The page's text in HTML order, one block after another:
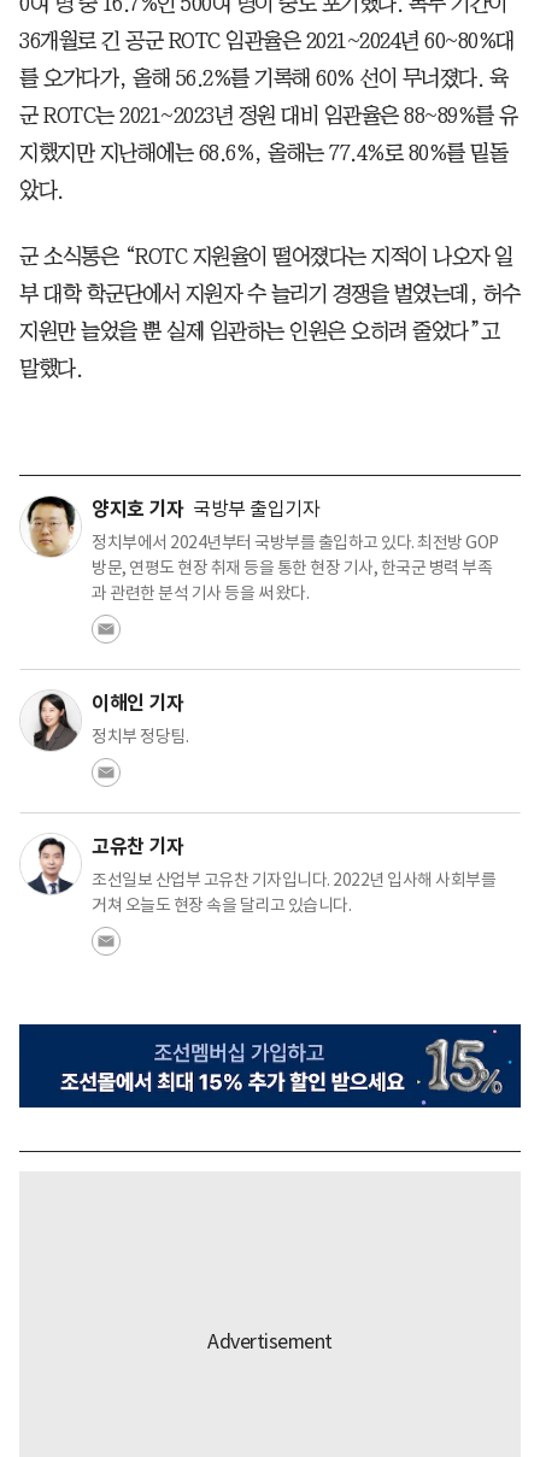
36개월로 긴 공군 ROTC 임관율은 2021~2024년 60~80%대
를 오가다가, 올해 56.2%를 기록해 60% 선이 무너졌다. 육
군 ROTC는 2021~2023년 정원 대비 임관율은 88~89%를 유
지했지만 지난해에는 68.6%, 올해는 77.4%로 80%를 밑돌
았다.
군 소식통은 “ROTC 지원율이 떨어졌다는 지적이 나오자 일
부 대학 학군단에서 지원자 수 늘리기 경쟁을 벌였는데, 허수
지원만 늘었을 뿐 실제 임관하는 인원은 오히려 줄었다”고
말했다.
양지호 기자 국방부 출입기자
정치부에서 2024년부터 국방부를 출입하고 있다. 최전방 GOP
방문, 연평도 현장 취재 등을 통한 현장 기사, 한국군 병력 부족
과 관련한 분석 기사 등을 써 왔다.
이해인 기자
정치부 정당팀.
고유찬 기자
조선일보 산업부 고유찬 기자입니다. 2022년 입사해 사회부를
거쳐 오늘도 현장 속을 달리고 있습니다.